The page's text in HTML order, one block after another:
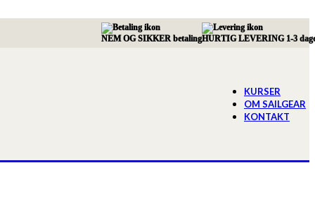
NEM OG SIKKER betalingHURTIG LEVERING 1-3
KURSER
OM SAILGEAR
KONTAKT